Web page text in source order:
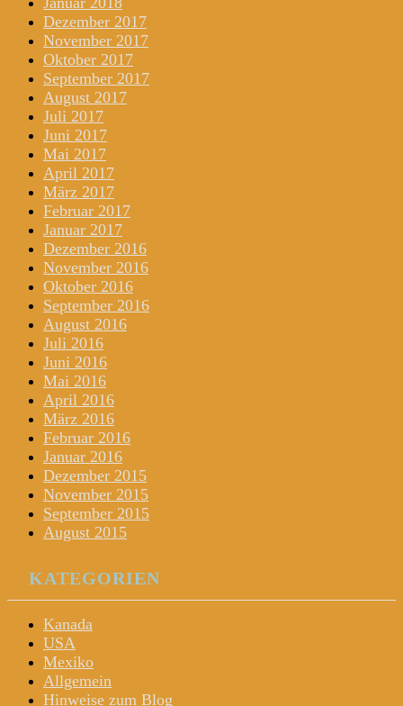
Dezember 2017
November 2017
Oktober 2017
September 2017
August 2017
Juli 2017
Juni 2017
Mai 2017
April 2017
März 2017
Februar 2017
Januar 2017
Dezember 2016
November 2016
Oktober 2016
September 2016
August 2016
Juli 2016
Juni 2016
Mai 2016
April 2016
März 2016
Februar 2016
Januar 2016
Dezember 2015
November 2015
September 2015
August 2015
KATEGORIEN
Kanada
USA
Mexiko
Allgemein
Hinweise zum Blog